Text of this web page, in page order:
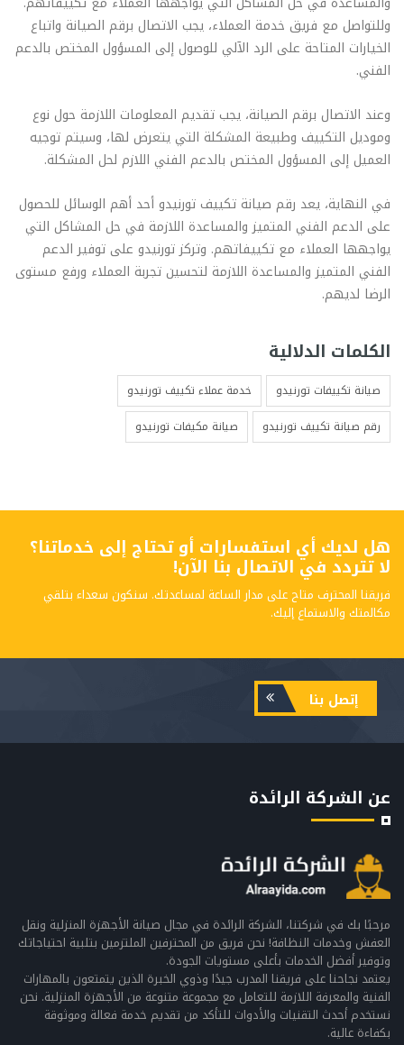
وللتواصل مع فريق خدمة العملاء، يجب الاتصال برقم الصيانة واتباع
الخيارات المتاحة على الرد الآلي للوصول إلى المسؤول المختص بالدعم
الفني.
وعند الاتصال برقم الصيانة، يجب تقديم المعلومات اللازمة حول نوع
وموديل التكييف وطبيعة المشكلة التي يتعرض لها، وسيتم توجيه
العميل إلى المسؤول المختص بالدعم الفني اللازم لحل المشكلة.
في النهاية، يعد رقم صيانة تكييف تورنيدو أحد أهم الوسائل للحصول
على الدعم الفني المتميز والمساعدة اللازمة في حل المشاكل التي
يواجهها العملاء مع تكييفاتهم. وتركز تورنيدو على توفير الدعم
الفني المتميز والمساعدة اللازمة لتحسين تجربة العملاء ورفع مستوى
الرضا لديهم.
الكلمات الدلالية
صيانة تكييفات تورنيدو
خدمة عملاء تكييف تورنيدو
رقم صيانة تكييف تورنيدو
صيانة مكيفات تورنيدو
هل لديك أي استفسارات أو تحتاج إلى خدماتنا؟
لا تتردد في الاتصال بنا الآن!
فريقنا المحترف متاح على مدار الساعة لمساعدتك. سنكون سعداء بتلقي
مكالمتك والاستماع إليك.
إتصل بنا
عن الشركة الرائدة
مرحبًا بك في شركتنا، الشركة الرائدة في مجال صيانة الأجهزة المنزلية ونقل
العفش وخدمات النظافة! نحن فريق من المحترفين الملتزمين بتلبية احتياجاتك
وتوفير أفضل الخدمات بأعلى مستويات الجودة.
يعتمد نجاحنا على فريقنا المدرب جيدًا وذوي الخبرة الذين يتمتعون بالمهارات
الفنية والمعرفة اللازمة للتعامل مع مجموعة متنوعة من الأجهزة المنزلية. نحن
نستخدم أحدث التقنيات والأدوات للتأكد من تقديم خدمة فعالة وموثوقة
بكفاءة عالية.